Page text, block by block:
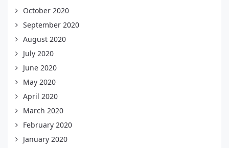
October 2020
September 2020
August 2020
July 2020
June 2020
May 2020
April 2020
March 2020
February 2020
January 2020